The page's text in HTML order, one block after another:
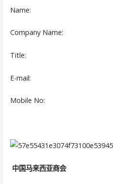
Name:
Company Name:
Title:
E-mail:
Mobile No:
中国马来西亚商会